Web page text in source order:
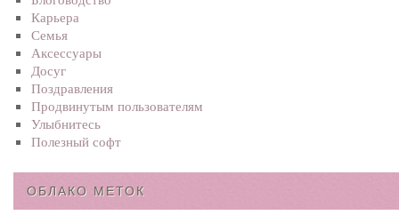
Карьера
Семья
Аксессуары
Досуг
Поздравления
Продвинутым пользователям
Улыбнитесь
Полезный софт
ОБЛАКО МЕТОК